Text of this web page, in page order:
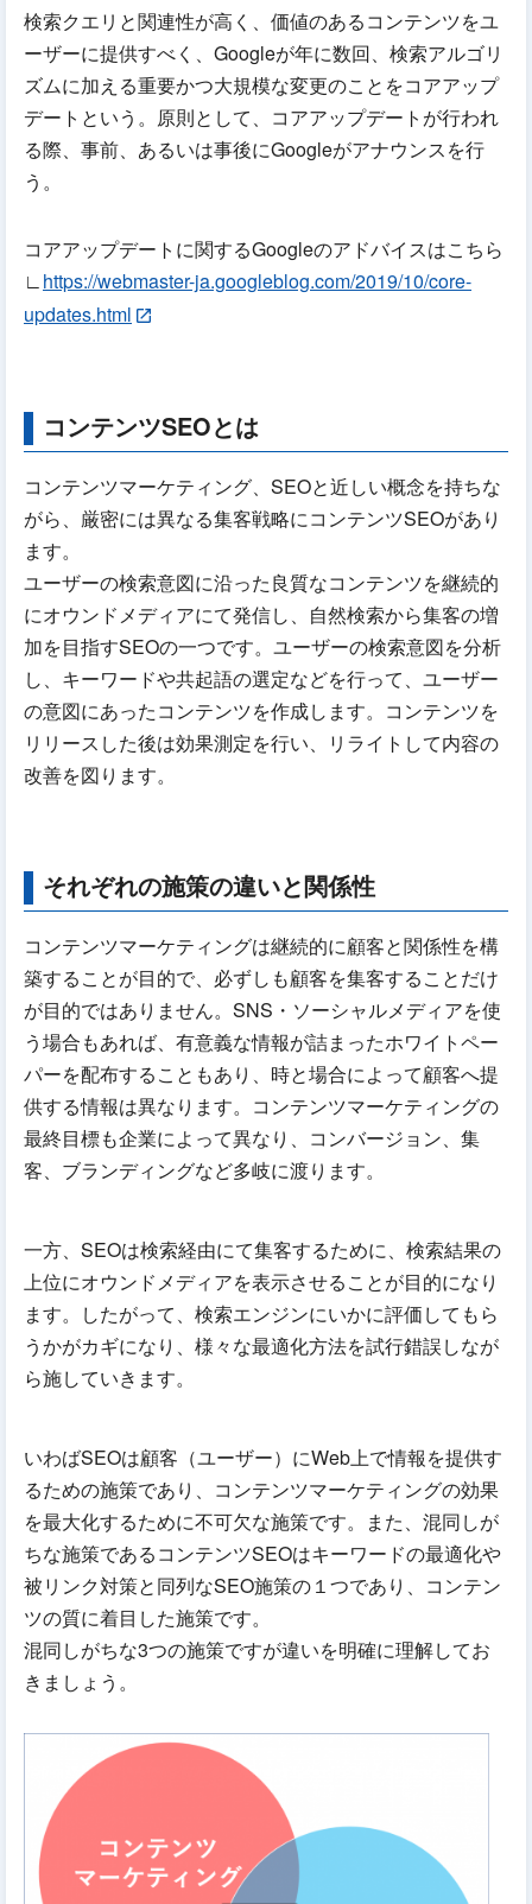
検索クエリと関連性が高く、価値のあるコンテンツをユ
ーザーに提供すべく、Googleが年に数回、検索アルゴリ
ズムに加える重要かつ大規模な変更のことをコアアップ
デートという。原則として、コアアップデートが行われ
る際、事前、あるいは事後にGoogleがアナウンスを行
う。
コアアップデートに関するGoogleのアドバイスはこちら
∟https://webmaster-ja.googleblog.com/2019/10/core-
updates.html
コンテンツSEOとは
コンテンツマーケティング、SEOと近しい概念を持ちな
がら、厳密には異なる集客戦略にコンテンツSEOがあり
ます。
ユーザーの検索意図に沿った良質なコンテンツを継続的
にオウンドメディアにて発信し、自然検索から集客の増
加を目指すSEOの一つです。ユーザーの検索意図を分析
し、キーワードや共起語の選定などを行って、ユーザー
の意図にあったコンテンツを作成します。コンテンツを
リリースした後は効果測定を行い、リライトして内容の
改善を図ります。
それぞれの施策の違いと関係性
コンテンツマーケティングは継続的に顧客と関係性を構
築することが目的で、必ずしも顧客を集客することだけ
が目的ではありません。SNS・ソーシャルメディアを使
う場合もあれば、有意義な情報が詰まったホワイトペー
パーを配布することもあり、時と場合によって顧客へ提
供する情報は異なります。コンテンツマーケティングの
最終目標も企業によって異なり、コンバージョン、集
客、ブランディングなど多岐に渡ります。
一方、SEOは検索経由にて集客するために、検索結果の
上位にオウンドメディアを表示させることが目的になり
ます。したがって、検索エンジンにいかに評価してもら
うかがカギになり、様々な最適化方法を試行錯誤しなが
ら施していきます。
いわばSEOは顧客（ユーザー）にWeb上で情報を提供す
るための施策であり、コンテンツマーケティングの効果
を最大化するために不可欠な施策です。また、混同しが
ちな施策であるコンテンツSEOはキーワードの最適化や
被リンク対策と同列なSEO施策の１つであり、コンテン
ツの質に着目した施策です。
混同しがちな3つの施策ですが違いを明確に理解してお
きましょう。